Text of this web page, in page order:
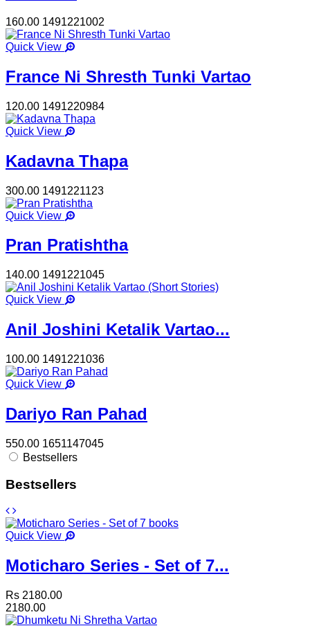
160.00 1491221002
Quick View
France Ni Shresth Tunki Vartao
120.00 1491220984
Quick View
Kadavna Thapa
300.00 1491221123
Quick View
Pran Pratishtha
140.00 1491221045
Quick View
Anil Joshini Ketalik Vartao...
100.00 1491221036
Quick View
Dariyo Ran Pahad
550.00 1651147045
Bestsellers
Bestsellers
Quick View
Moticharo Series - Set of 7...
Rs 2180.00
2180.00